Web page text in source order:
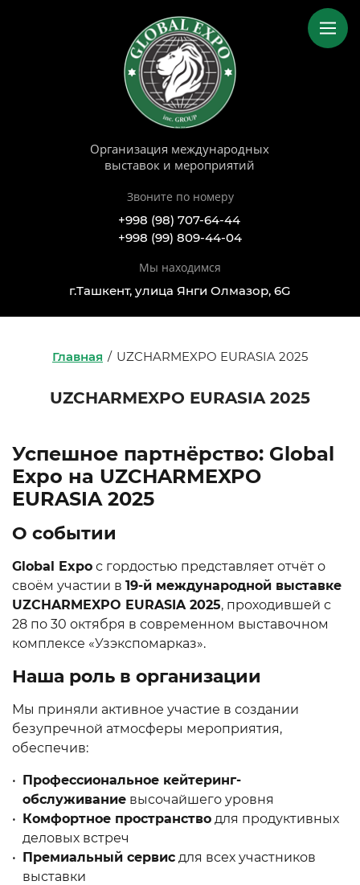
Мы находимся
г.Ташкент, улица Янги Олмазор, 6G
Звоните по номеру
+998 (98) 707-64-44
+998 (99) 809-44-04
Организация международных
выставок и мероприятий
Главная / UZCHARMEXPO EURASIA 2025
UZCHARMEXPO EURASIA 2025
Успешное партнёрство: Global
Expo на UZCHARMEXPO
EURASIA 2025
О событии
Global Expo с гордостью представляет отчёт о
своём участии в 19-й международной выставке
UZCHARMEXPO EURASIA 2025, проходившей с
28 по 30 октября в современном выставочном
комплексе «Узэкспомарказ».
Наша роль в организации
Мы приняли активное участие в создании
безупречной атмосферы мероприятия,
обеспечив:
Профессиональное кейтеринг-
обслуживаниевысочайшего уровня
Комфортное пространстводля продуктивных
деловых встреч
Премиальный сервисдля всех участников
выставки